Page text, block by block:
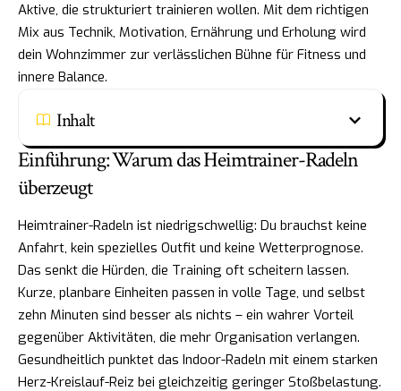
Aktive, die strukturiert trainieren wollen. Mit dem richtigen
Mix aus Technik, Motivation, Ernährung und Erholung wird
dein Wohnzimmer zur verlässlichen Bühne für Fitness und
innere Balance.
Inhalt
Einführung: Warum das Heimtrainer-Radeln
überzeugt
Heimtrainer-Radeln ist niedrigschwellig: Du brauchst keine
Anfahrt, kein spezielles Outfit und keine Wetterprognose.
Das senkt die Hürden, die Training oft scheitern lassen.
Kurze, planbare Einheiten passen in volle Tage, und selbst
zehn Minuten sind besser als nichts – ein wahrer Vorteil
gegenüber Aktivitäten, die mehr Organisation verlangen.
Gesundheitlich punktet das Indoor-Radeln mit einem starken
Herz-Kreislauf-Reiz bei gleichzeitig geringer Stoßbelastung.